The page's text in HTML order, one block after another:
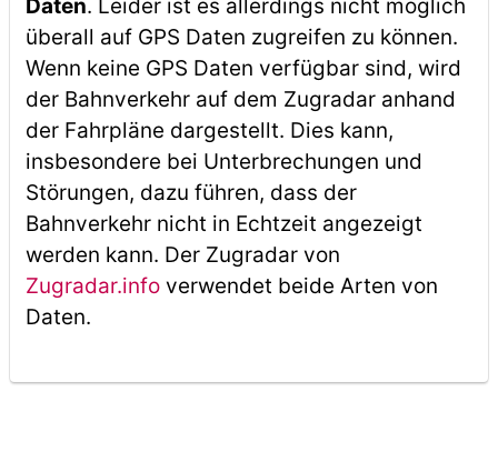
Daten. Leider ist es allerdings nicht möglich
überall auf GPS Daten zugreifen zu können.
Wenn keine GPS Daten verfügbar sind, wird
der Bahnverkehr auf dem Zugradar anhand
der Fahrpläne dargestellt. Dies kann,
insbesondere bei Unterbrechungen und
Störungen, dazu führen, dass der
Bahnverkehr nicht in Echtzeit angezeigt
werden kann. Der Zugradar von
Zugradar.infoverwendet beide Arten von
Daten.